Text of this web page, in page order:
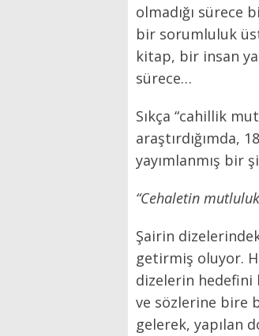
olmadığı sürece
bir sorumluluk
kitap, bir insan
sürece…
Sıkça “cahillik
araştırdığımda,
yayımlanmış bir
“Cehaletin
Şairin
getirmiş oluyor.
dizelerin hedefini
ve sözlerine bire
gelerek, yapılan